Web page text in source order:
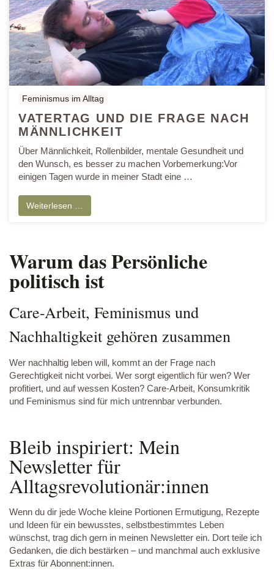
Feminismus im Alltag
VATERTAG UND DIE FRAGE NACH
MÄNNLICHKEIT
Über Männlichkeit, Rollenbilder, mentale Gesundheit und
den Wunsch, es besser zu machen Vorbemerkung:Vor
einigen Tagen wurde in meiner Stadt eine …
Weiterlesen …
Warum das Persönliche
politisch ist
Care-Arbeit, Feminismus und
Nachhaltigkeit gehören zusammen
Wer nachhaltig leben will, kommt an der Frage nach
Gerechtigkeit nicht vorbei. Wer sorgt eigentlich für wen? Wer
profitiert, und auf wessen Kosten? Care-Arbeit, Konsumkritik
und Feminismus sind für mich untrennbar verbunden.
Bleib inspiriert: Mein
Newsletter für
Alltagsrevolutionär:innen
Wenn du dir jede Woche kleine Portionen Ermutigung, Rezepte
und Ideen für ein bewusstes, selbstbestimmtes Leben
wünschst, trag dich gern in meinen Newsletter ein. Dort teile ich
Gedanken, die dich bestärken – und manchmal auch exklusive
Extras für Abonnent:innen.